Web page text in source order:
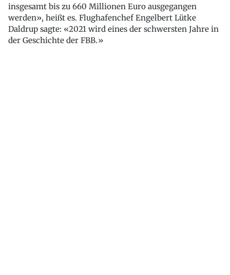
insgesamt bis zu 660 Millionen Euro ausgegangen
werden», heißt es. Flughafenchef Engelbert Lütke
Daldrup sagte: «2021 wird eines der schwersten Jahre in
der Geschichte der FBB.»